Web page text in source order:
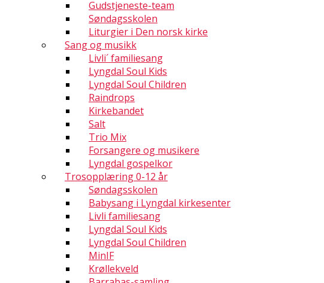
Gudstjeneste-team
Søndagsskolen
Liturgier i Den norsk kirke
Sang og musikk
Livli´ familiesang
Lyngdal Soul Kids
Lyngdal Soul Children
Raindrops
Kirkebandet
Salt
Trio Mix
Forsangere og musikere
Lyngdal gospelkor
Trosopplæring 0-12 år
Søndagsskolen
Babysang i Lyngdal kirkesenter
Livli familiesang
Lyngdal Soul Kids
Lyngdal Soul Children
MinIF
Krøllekveld